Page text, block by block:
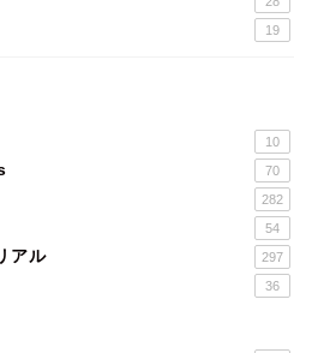
19
10
70
282
54
アル 297
36